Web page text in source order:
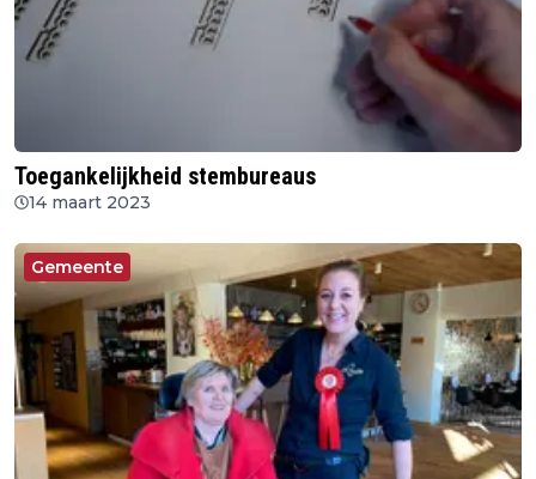
Toegankelijkheid stembureaus
14 maart 2023
Gemeente